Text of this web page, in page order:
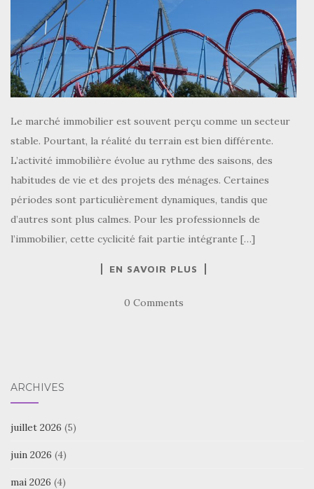
Le marché immobilier est souvent perçu comme un secteur
stable. Pourtant, la réalité du terrain est bien différente.
L’activité immobilière évolue au rythme des saisons, des
habitudes de vie et des projets des ménages. Certaines
périodes sont particulièrement dynamiques, tandis que
d’autres sont plus calmes. Pour les professionnels de
l’immobilier, cette cyclicité fait partie intégrante […]
EN SAVOIR PLUS
0 Comments
ARCHIVES
juillet 2026 (5)
juin 2026 (4)
mai 2026 (4)